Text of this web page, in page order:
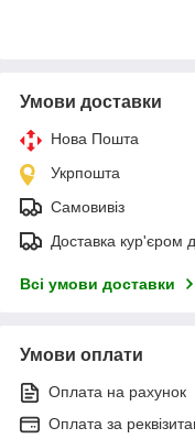
Умови доставки
Нова Пошта
Укрпошта
Самовивіз
Доставка кур'єром
Всі умови доставки
Умови оплати
Оплата на рахунок
Оплата за